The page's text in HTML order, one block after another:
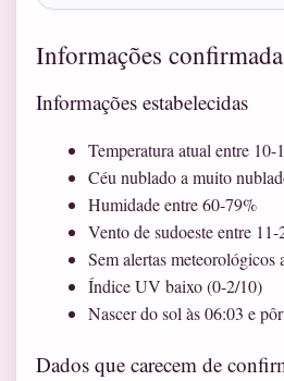
Informações
Informações estabelecidas
Temperatura atual entre 10-
Céu nublado a muito
Humidade entre 60-79%
Vento de sudoeste entre
Sem alertas meteorológicos
Índice UV baixo (0-2/10)
Nascer do sol às 06:03 e
Dados que carecem de